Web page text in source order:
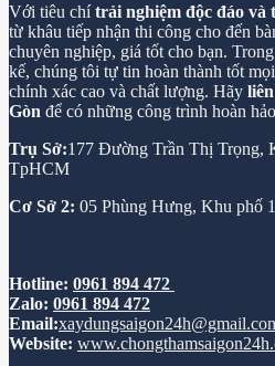
Với tiêu chítrải nghiệm độc đáo và
từ khâu tiếp nhận thi công cho đến
chuyên nghiệp, giá tốt cho bạn.
kế, chúng tôi tự tin hoàn thành tốt
chính xác cao và chất lượng. Hãy
Gòn để có những công trình hoàn
Trụ Sở:177 Đường Trần Thị Trọng,
TpHCM
Cơ Sở 2: 05 Phùng Hưng, Khu phố
Hotline: 0961 894 472
Zalo: 0961 894 472
Email:
Website: